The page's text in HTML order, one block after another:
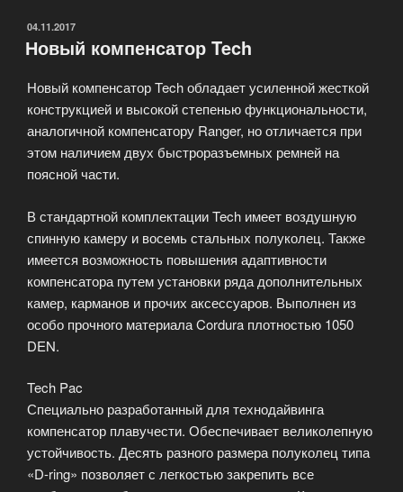
ОПУБЛИКОВАНО
04.11.2017
Новый компенсатор Tech
Новый компенсатор Tech обладает усиленной жесткой
конструкцией и высокой степенью функциональности,
аналогичной компенсатору Ranger, но отличается при
этом наличием двух быстроразъемных ремней на
поясной части.
В стандартной комплектации Tech имеет воздушную
спинную камеру и восемь стальных полуколец. Также
имеется возможность повышения адаптивности
компенсатора путем установки ряда дополнительных
камер, карманов и прочих аксессуаров. Выполнен из
особо прочного материала Cordura плотностью 1050
DEN.
Tech Pac
Специально разработанный для технодайвинга
компенсатор плавучести. Обеспечивает великолепную
устойчивость. Десять разного размера полуколец типа
«D-ring» позволяет с легкостью закрепить все